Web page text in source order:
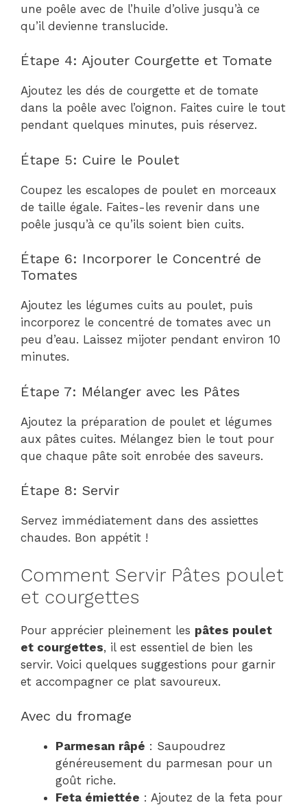
une poêle avec de l’huile d’olive jusqu’à ce
qu’il devienne translucide.
Étape 4: Ajouter Courgette et Tomate
Ajoutez les dés de courgette et de tomate
dans la poêle avec l’oignon. Faites cuire le tout
pendant quelques minutes, puis réservez.
Étape 5: Cuire le Poulet
Coupez les escalopes de poulet en morceaux
de taille égale. Faites-les revenir dans une
poêle jusqu’à ce qu’ils soient bien cuits.
Étape 6: Incorporer le Concentré de
Tomates
Ajoutez les légumes cuits au poulet, puis
incorporez le concentré de tomates avec un
peu d’eau. Laissez mijoter pendant environ 10
minutes.
Étape 7: Mélanger avec les Pâtes
Ajoutez la préparation de poulet et légumes
aux pâtes cuites. Mélangez bien le tout pour
que chaque pâte soit enrobée des saveurs.
Étape 8: Servir
Servez immédiatement dans des assiettes
chaudes. Bon appétit !
Comment Servir Pâtes poulet
et courgettes
Pour apprécier pleinement les pâtes poulet
et courgettes, il est essentiel de bien les
servir. Voici quelques suggestions pour garnir
et accompagner ce plat savoureux.
Avec du fromage
Parmesan râpé : Saupoudrez
généreusement du parmesan pour un
goût riche.
Feta émiettée : Ajoutez de la feta pour